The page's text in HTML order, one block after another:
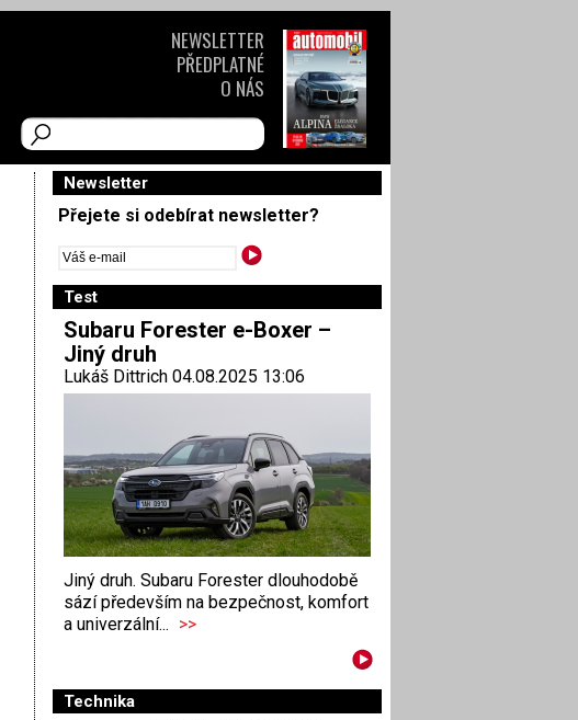
Newsletter
Přejete si odebírat newsletter?
Test
Subaru Forester e-Boxer –
Jiný druh
Lukáš Dittrich 04.08.2025 13:06
Jiný druh. Subaru Forester dlouhodobě
sází především na bezpečnost, komfort
a univerzální... >>
Technika
NEWSLETTER
PŘEDPLATNÉ
O NÁS